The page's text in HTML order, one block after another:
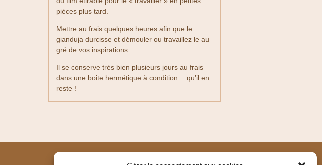
pièces plus tard.
Mettre au frais quelques heures afin que le
gianduja durcisse et démouler ou travaillez le au
gré de vos inspirations.
Il se conserve très bien plusieurs jours au frais
dans une boite hermétique à condition… qu’il en
reste !